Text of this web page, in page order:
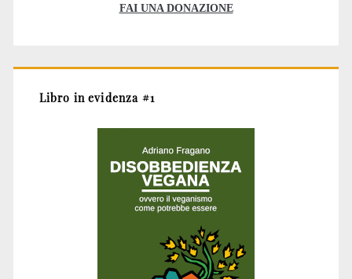
FAI UNA DONAZIONE
Libro in evidenza #1